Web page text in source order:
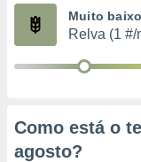
estudos
1199
Muito baixo
Relva (1 #/
Como está o
agosto?